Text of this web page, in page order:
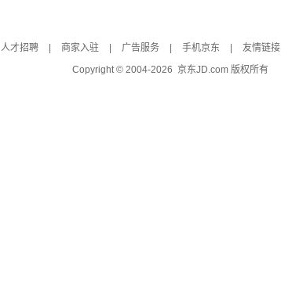
人才招聘 商家入驻 广告服务 手机京东 友情链接
Copyright © 2004-2026 京东JD.com 版权所有